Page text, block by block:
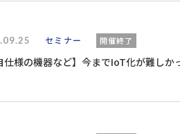
セミナー 開催終了
様の機器など】今までIoT化が難しかった医療機器のデータ